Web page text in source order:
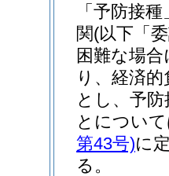
「予防接
関(以下「
困難な場
り、経済
とし、予
とについ
第43号)に
る。